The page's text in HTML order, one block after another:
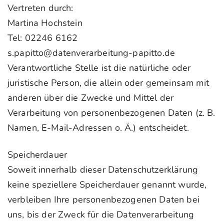
Vertreten durch:
Martina Hochstein
Tel: 02246 6162
s.papitto@datenverarbeitung-papitto.de
Verantwortliche Stelle ist die natürliche oder
juristische Person, die allein oder gemeinsam mit
anderen über die Zwecke und Mittel der
Verarbeitung von personenbezogenen Daten (z. B.
Namen, E-Mail-Adressen o. Ä.) entscheidet.
Speicherdauer
Soweit innerhalb dieser Datenschutzerklärung
keine speziellere Speicherdauer genannt wurde,
verbleiben Ihre personenbezogenen Daten bei
uns, bis der Zweck für die Datenverarbeitung